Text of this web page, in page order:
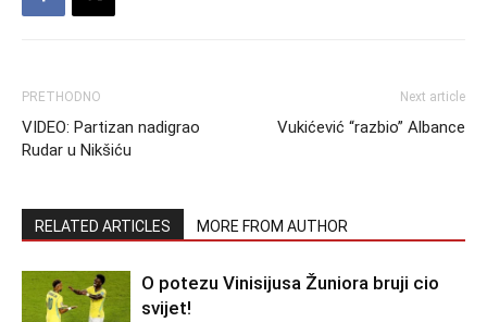
PRETHODNO
VIDEO: Partizan nadigrao
Rudar u Nikšiću
Next article
Vukićević “razbio” Albance
RELATED ARTICLES MORE FROM AUTHOR
O potezu Vinisijusa Žuniora bruji cio
svijet!